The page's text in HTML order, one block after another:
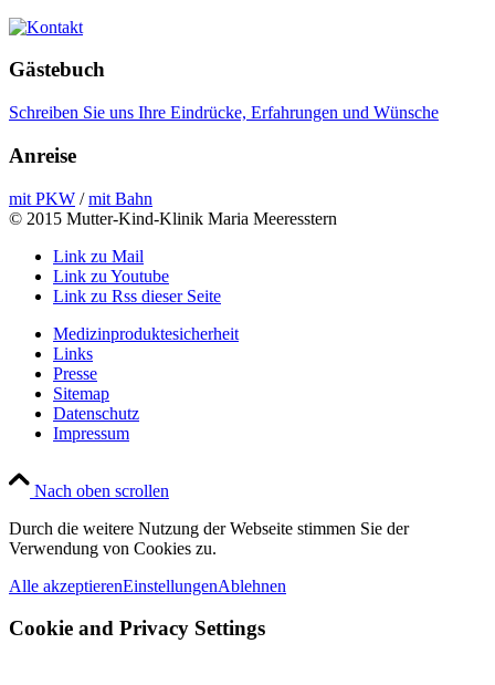
Gästebuch
Schreiben Sie uns Ihre Eindrücke, Erfahrungen und Wünsche
Anreise
mit PKW /mit Bahn
© 2015 Mutter-Kind-Klinik Maria Meeresstern
Link zu Mail
Link zu Youtube
Link zu Rss dieser Seite
Medizinproduktesicherheit
Links
Presse
Sitemap
Datenschutz
Impressum
Nach oben scrollen
Durch die weitere Nutzung der Webseite stimmen Sie der
Verwendung von Cookies zu.
Alle akzeptierenEinstellungenAblehnen
Cookie and Privacy Settings